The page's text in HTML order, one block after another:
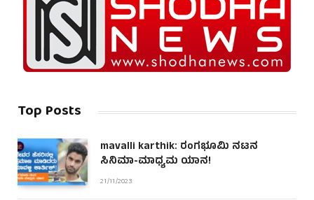
Top Posts
mavalli karthik: ರಂಗಭೂಮಿ ನಟನ
ಸಿನಿಮಾ-ಮಾಧ್ಯಮ ಯಾನ!
21/11/2023